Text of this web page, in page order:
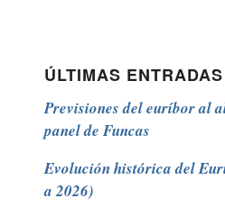
ÚLTIMAS ENTRADAS
Previsiones del euríbor al
panel de Funcas
Evolución histórica del
a 2026)